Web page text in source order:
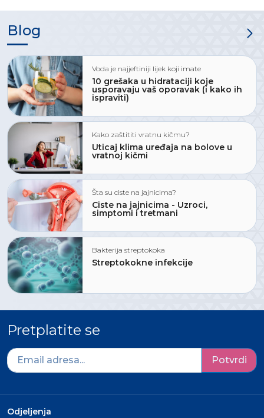
Blog
Voda je najjeftiniji lijek koji imate
10 grešaka u hidrataciji koje
usporavaju vaš oporavak (i kako ih
ispraviti)
Kako zaštititi vratnu kičmu?
Uticaj klima uređaja na bolove u
vratnoj kičmi
Šta su ciste na jajnicima?
Ciste na jajnicima - Uzroci,
simptomi i tretmani
Bakterija streptokoka
Streptokokne infekcije
Pretplatite se
Potvrdi
Odjeljenja